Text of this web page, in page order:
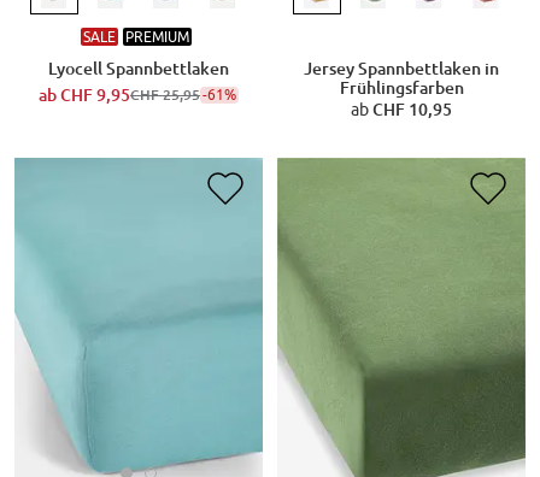
SALE PREMIUM
Lyocell Spannbettlaken
abCHF 9,95CHF 25,95-61%
Jersey Spannbettlaken in
Frühlingsfarben
abCHF 10,95